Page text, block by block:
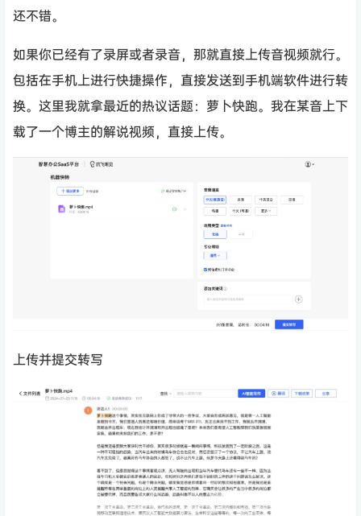
还不错。
如果你已经有了录屏或者录音，那就直接上传音视频就行。
包括在手机上进行快捷操作，直接发送到手机端软件进行转
换。这里我就拿最近的热议话题：萝卜快跑。我在某音上下
载了一个博主的解说视频，直接上传。
上传并提交转写